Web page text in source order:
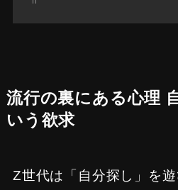
流行の裏にある心理
いう欲求
Z世代は「自分探し」を